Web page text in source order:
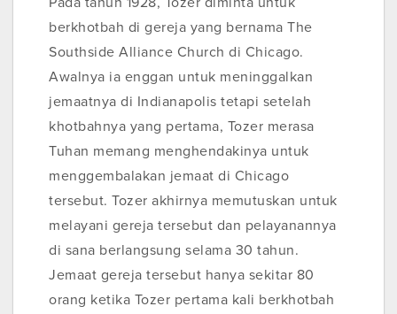
berkhotbah di gereja yang bernama The
Southside Alliance Church di Chicago.
Awalnya ia enggan untuk meninggalkan
jemaatnya di Indianapolis tetapi setelah
khotbahnya yang pertama, Tozer merasa
Tuhan memang menghendakinya untuk
menggembalakan jemaat di Chicago
tersebut. Tozer akhirnya memutuskan untuk
melayani gereja tersebut dan pelayanannya
di sana berlangsung selama 30 tahun.
Jemaat gereja tersebut hanya sekitar 80
orang ketika Tozer pertama kali berkhotbah